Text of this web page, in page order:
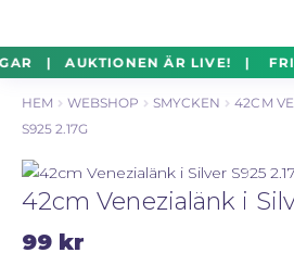
Hoppa
till
navigering
Hoppa
till
innehåll
| AUKTIONEN ÄR
Silverföremål
Mynt
Parti
Auktioner Online
HEM WEBSHOP SMYCKEN
42CM
S925 2.17G
42cm Venezialänk i
99 kr